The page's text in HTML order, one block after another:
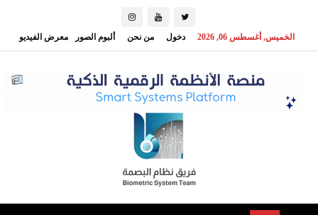
الخميس, أغسطس 06, 2026 دخول من نحن ألبوم الصور معرض الفيديو